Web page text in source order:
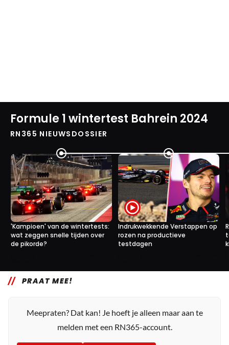
Formule 1 wintertest Bahrein 2024
RN365 NIEUWSDOSSIER
'Kampioen' van de wintertests:
wat zeggen snelle tijden over
de pikorde?
Indrukwekkende Verstappen op
rozen na productieve
testdagen
PRAAT MEE!
Meepraten? Dat kan! Je hoeft je alleen maar aan te
melden met een RN365-account.